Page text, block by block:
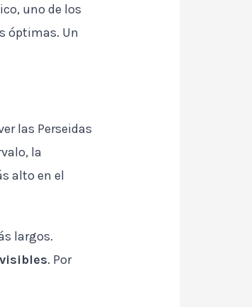
uno de los
óptimas. Un
las Perseidas
la
alto en el
largos.
. Por